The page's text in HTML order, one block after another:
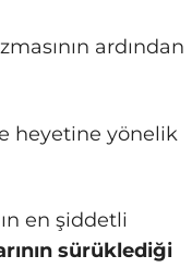
ardından
heyetine yönelik
en şiddetli
sürüklediği